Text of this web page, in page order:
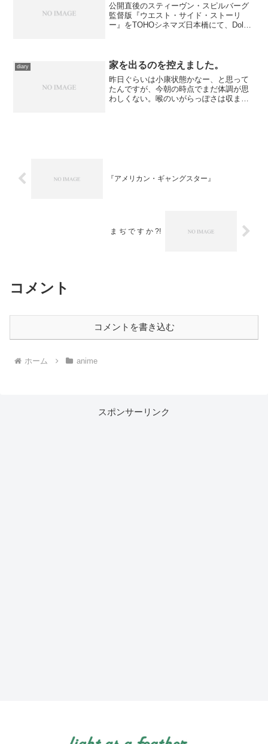
公開直後のスティーヴン・スピルバーグ
監督版『ウエスト・サイド・ストーリ
ー』をTOHOシネマズ日本橋にて、Dolby
diary 家を出るのを控えました。
昨日ぐらいは小康状態かなー、と思って
たんですが、今朝の時点でまだ体調が思
わしくない。喉のいがらっぽさは収まっ
『アメリカン・ギャングスター』
ま ぢ で す か ?!
コメント
コメントを書き込む
ホーム anime
スポンサーリンク